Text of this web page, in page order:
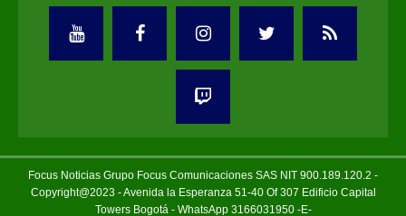
Focus Noticias Grupo Focus Comunicaciones SAS NIT 900.189.120.2 -
Copyright@2023 - Avenida la Esperanza 51-40 Of 307 Edificio Capital
Towers Bogotá - WhatsApp 3166031950 -E-